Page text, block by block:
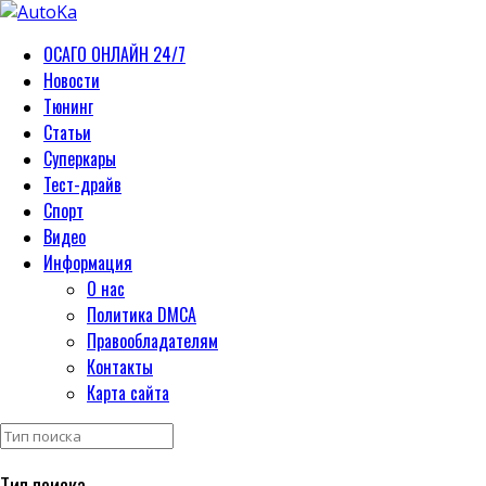
ОСАГО ОНЛАЙН 24/7
Новости
Тюнинг
Статьи
Суперкары
Тест-драйв
Спорт
Видео
Информация
О нас
Политика DMCA
Правообладателям
Контакты
Карта сайта